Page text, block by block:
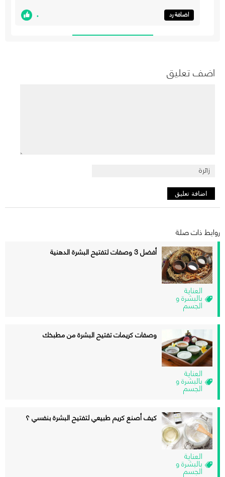
اضافة رد ٠
اضف تعليق
روابط ذات صلة
العناية
بالبشرة و
الجسم
أفضل 3 وصفات لتفتيح البشرة الدهنية
العناية
بالبشرة و
الجسم
وصفات كريمات تفتيح البشرة من مطبخك
العناية
بالبشرة و
الجسم
كيف أصنع كريم طبيعي لتفتيح البشرة بنفسي ؟